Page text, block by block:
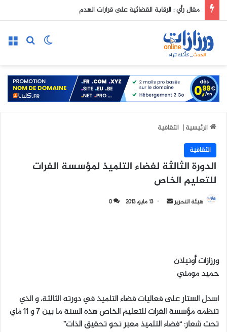
مقال رأي : الرقابة القضائية على قرارات الهدم
بحث
الوضع المظلم
الرئيسية| الثقافية
الثقافية
الدورة الثالثة لفضاء التلميذ لمؤسسة الفرات
للتعليم الخاص
هيئة التحرير
ا
إ
ل
13 مايو، 2013 0
ورزازات أونيلان
حميد مومني
اسدل الستار على فعاليات فضاء التلميذ في دورته الثالثة، و الذي
تنظمه مؤسسة الفرات للتعليم الخاص هذه السنة ما بين 7 و 11 ماي
تحت شعار: “فضاء التلميذ معبر نحو تحقيق الذات”